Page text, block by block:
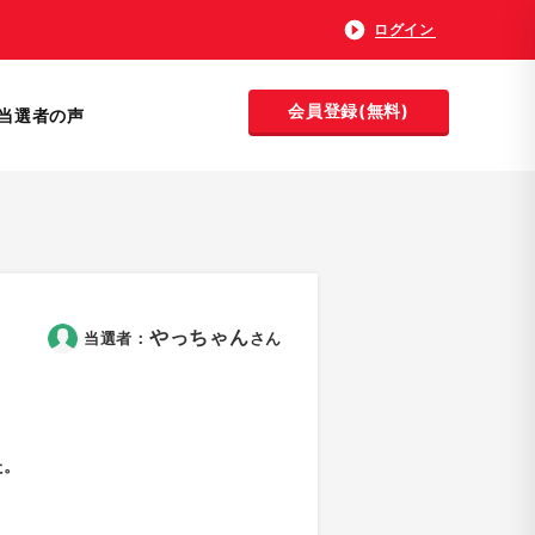
ログイン
選者の声 会員登録(無料)
当選者： やっちゃんさん